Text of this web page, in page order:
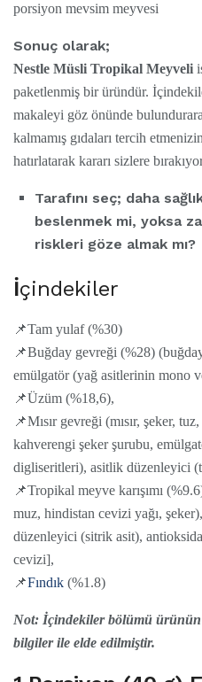
porsiyon mevsim meyvesi
Sonuç olarak;
Nestle Müsli Tropikal Meyveli
paketlenmiş bir üründür.
makaleyi göz önünde
kalmamış gıdaları tercih
hatırlatarak kararı sizlere
Tarafını seç; daha
beslenmek mi, yoksa
riskleri göze almak mı?
İçindekiler
📌Tam yulaf (%30)
📌Buğday gevreği (%28)
emülgatör (yağ asitlerinin mono
📌Üzüm (%18,6),
📌Mısır gevreği (mısır, şeker,
kahverengi şeker şurubu,
digliseritleri), asitlik düzenleyici
📌Tropikal meyve karışımı
muz, hindistan cevizi yağı,
düzenleyici (sitrik asit),
cevizi],
📌Fındık (%1.8)
Not: İçindekiler bölümü ürünün
bilgiler ile elde edilmiştir.